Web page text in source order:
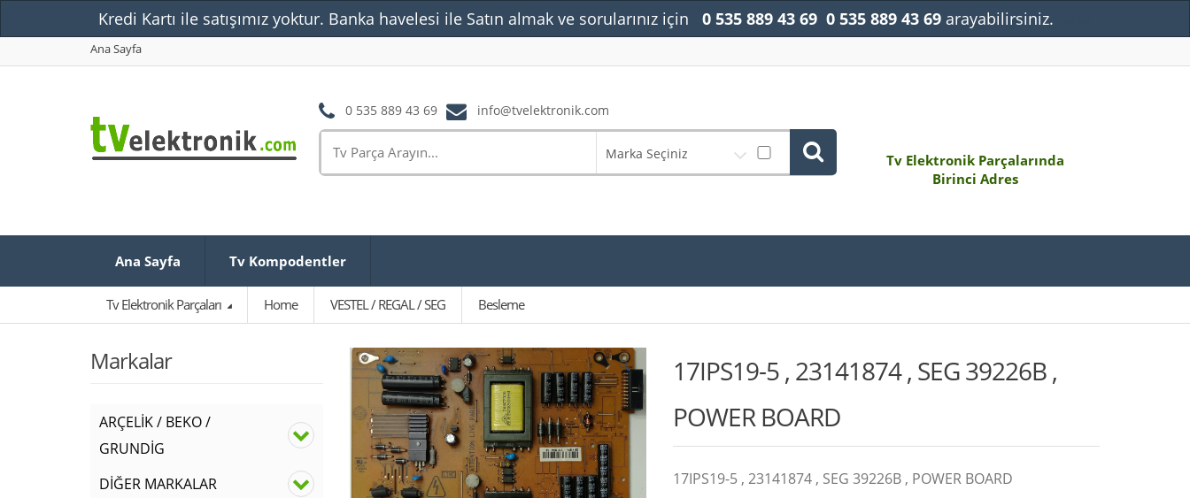
Ana Sayfa
0 535 889 43 69 info@tvelektronik.com
Marka Seçiniz
Tv Elektronik Parçalarında
Birinci Adres
Ana Sayfa Tv Kompodentler
Tv Elektronik Parçaları Home VESTEL / REGAL / SEG Besleme
🔍
17IPS19-5 , 23141874 , SEG 39226B ,
POWER BOARD
17IPS19-5 , 23141874 , SEG 39226B , POWER BOARD
Markalar
ARÇELİK / BEKO /
GRUNDİG
DİĞER MARKALAR
Kredi Kartı ile satışımız yoktur. Banka havelesi ile Satın almak ve sorularınız için 0 535 889 43 69 0 535 889 43 69 arayabilirsiniz.